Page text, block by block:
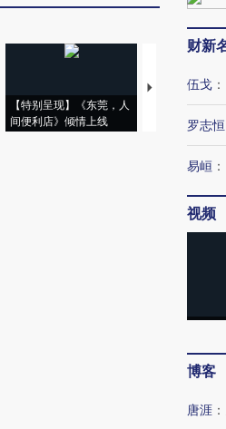
【特别呈现】《东莞，人
间便利店》倾情上线
【推广】走进
会，让数智科
财新
伍戈 ：
罗志恒
易峘 ：
视频
博客
唐涯 ：